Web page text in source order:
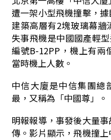
遭一架小型飛機撞擊，
建築高層有2塊玻璃幕牆
失事飛機是中國國產輕
編號B-12PP，機上有兩
當時機上人數。
中信大廈是中信集團總
最，又稱為「中國尊」。
明報報導，事發後大量
傳。影片顯示，飛機撞